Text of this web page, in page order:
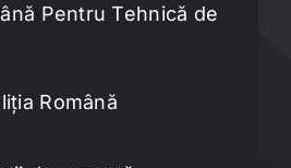
Pentru Tehnică de
Română